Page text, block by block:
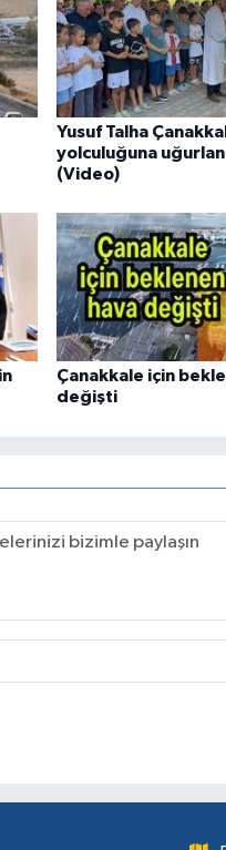
Yusuf Talha
yolculuğuna
(Video)
Çanakkale için
değişti